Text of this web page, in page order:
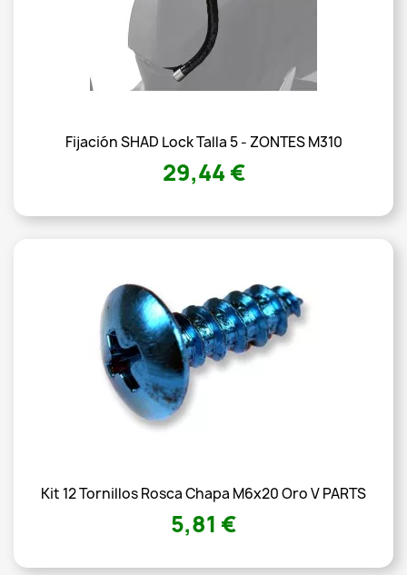
Fijación SHAD Lock Talla 5 - ZONTES M310
29,44 €
Kit 12 Tornillos Rosca Chapa M6x20 Oro V PARTS
5,81 €